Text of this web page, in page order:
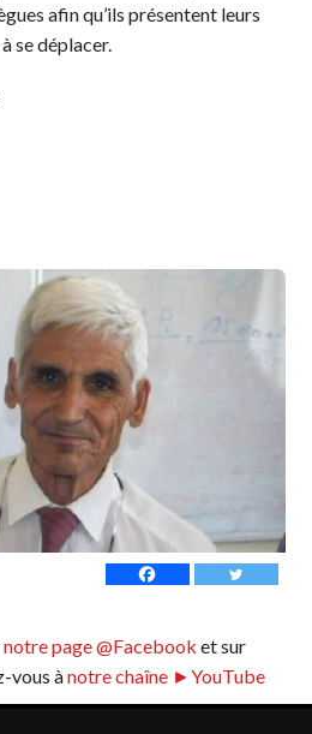
afin qu’ils présentent leurs
se déplacer.
notre page @Facebook et sur
vous ànotre chaîne ►YouTube